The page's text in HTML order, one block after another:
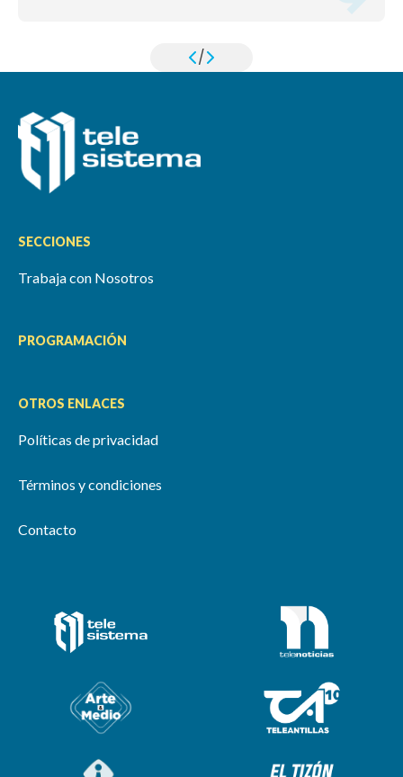
/
SECCIONES
Trabaja con Nosotros
PROGRAMACIÓN
OTROS ENLACES
Políticas de privacidad
Términos y condiciones
Contacto